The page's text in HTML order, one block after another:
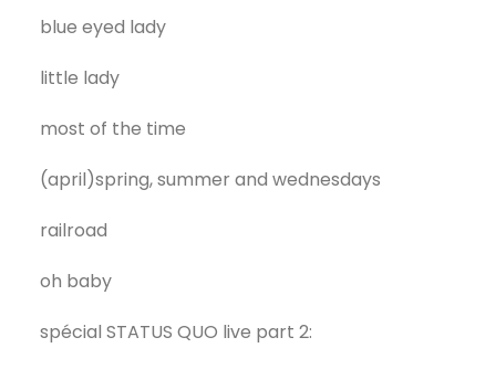
blue eyed lady
little lady
most of the time
(april)spring, summer and wednesdays
railroad
oh baby
spécial STATUS QUO live part 2: